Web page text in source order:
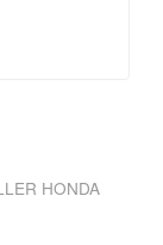
HONDA